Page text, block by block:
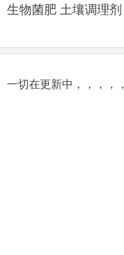
生物菌肥 土壤调理剂
一切在更新中，，，，，